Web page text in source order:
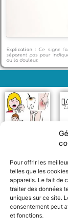
Pour offrir les
telles que les
appareils. Le fait de
traiter des données
uniques sur ce site.
consentement peut
et fonctions.
Explication : Ce signe
séparent pas pour
ou la douleur.